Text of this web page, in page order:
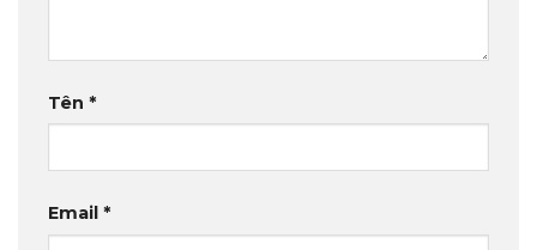
Tên *
Email *